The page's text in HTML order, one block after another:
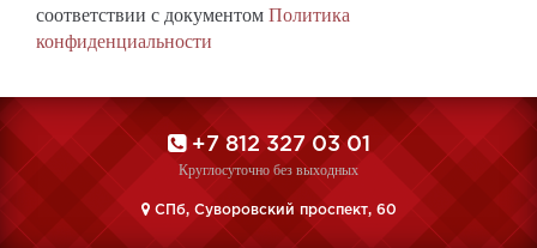
соответствии с документом Политика
конфиденциальности
+7 812 327 03 01
Круглосуточно без выходных
CПб, Суворовский проспект, 60